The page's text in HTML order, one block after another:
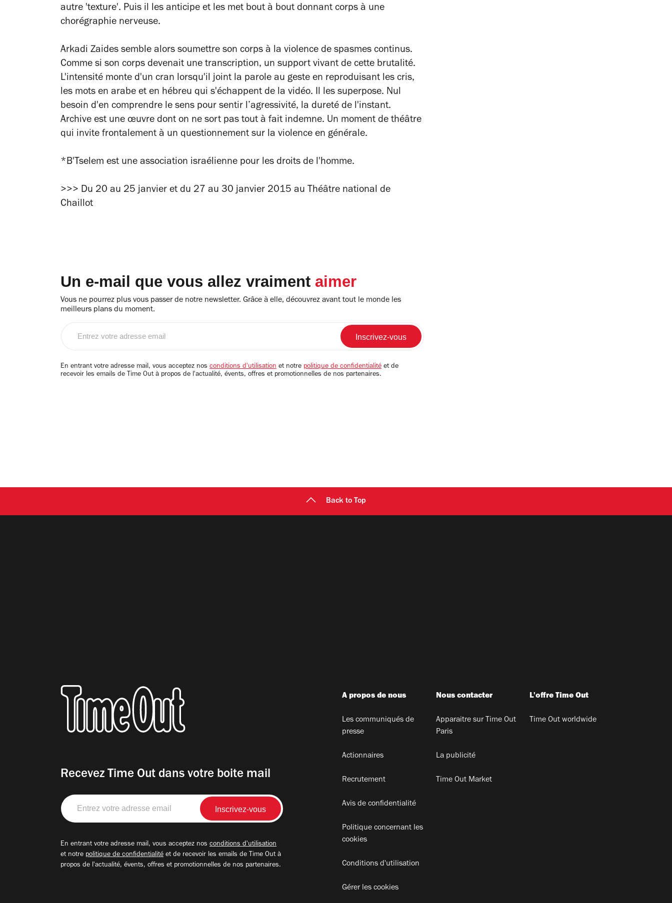
autre 'texture'. Puis il les anticipe et les met bout à bout donnant corps à une
chorégraphie nerveuse.
Arkadi Zaides semble alors soumettre son corps à la violence de spasmes continus.
Comme si son corps devenait une transcription, un support vivant de cette brutalité.
L'intensité monte d'un cran lorsqu'il joint la parole au geste en reproduisant les cris,
les mots en arabe et en hébreu qui s'échappent de la vidéo. Il les superpose. Nul
besoin d'en comprendre le sens pour sentir l’agressivité, la dureté de l'instant.
Archive est une œuvre dont on ne sort pas tout à fait indemne. Un moment de théâtre
qui invite frontalement à un questionnement sur la violence en générale.
*B'Tselem est une association israélienne pour les droits de l'homme.
>>> Du 20 au 25 janvier et du 27 au 30 janvier 2015 au Théâtre national de
Chaillot
Un e-mail que vous allez vraiment aimer
Vous ne pourrez plus vous passer de notre newsletter. Grâce à elle, découvrez avant tout le monde les
meilleurs plans du moment.
email
En entrant votre adresse mail, vous acceptez nos conditions d'utilisation et notre politique de confidentialité et de
recevoir les emails de Time Out à propos de l'actualité, évents, offres et promotionnelles de nos partenaires.
Back to Top
Recevez Time Out dans votre boite mail
Entrez
votre
adresse
En entrant votre adresse mail, vous acceptez nos conditions d'utilisation
et notre politique de confidentialité et de recevoir les emails de Time Out à
propos de l'actualité, évents, offres et promotionnelles de nos partenaires.
A propos de nous
Les communiqués de
presse
Actionnaires
Recrutement
Avis de confidentialité
Politique concernant les
cookies
Conditions d'utilisation
Gérer les cookies
Nous contacter
Apparaitre sur Time Out
Paris
La publicité
Time Out Market
L'offre Time Out
Time Out worldwide